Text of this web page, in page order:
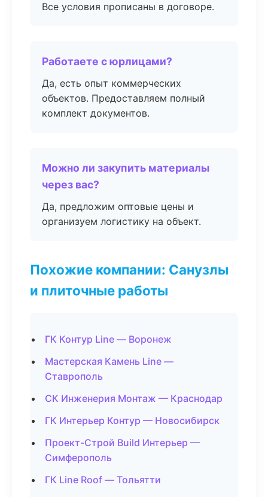
Все условия прописаны в договоре.
Работаете с юрлицами?
Да, есть опыт коммерческих
объектов. Предоставляем полный
комплект документов.
Можно ли закупить материалы
через вас?
Да, предложим оптовые цены и
организуем логистику на объект.
Похожие компании: Санузлы
и плиточные работы
ГК Контур Line — Воронеж
Мастерская Камень Line —
Ставрополь
СК Инженерия Монтаж — Краснодар
ГК Интерьер Контур — Новосибирск
Проект-Строй Build Интерьер —
Симферополь
ГК Line Roof — Тольятти